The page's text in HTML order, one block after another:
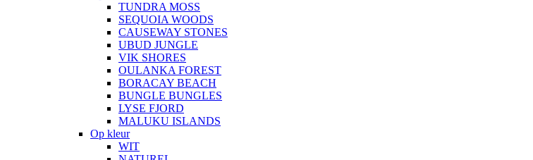
TUNDRA MOSS
SEQUOIA WOODS
CAUSEWAY STONES
UBUD JUNGLE
VIK SHORES
OULANKA FOREST
BORACAY BEACH
BUNGLE BUNGLES
LYSE FJORD
MALUKU ISLANDS
Op kleur
WIT